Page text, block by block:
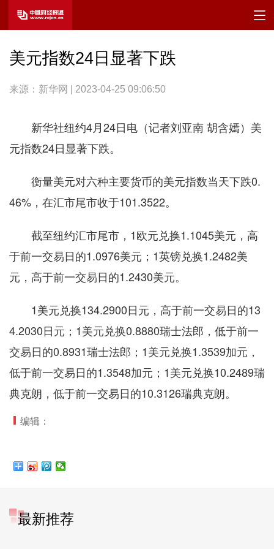
美元指数24日显著下跌
来源：新华网 | 2023-04-25 09:06:50
新华社纽约4月24日电（记者刘亚南 胡含嫣）美
元指数24日显著下跌。
衡量美元对六种主要货币的美元指数当天下跌0.
46%，在汇市尾市收于101.3522。
截至纽约汇市尾市，1欧元兑换1.1045美元，高
于前一交易日的1.0976美元；1英镑兑换1.2482美
元，高于前一交易日的1.2430美元。
1美元兑换134.2900日元，高于前一交易日的13
4.2030日元；1美元兑换0.8880瑞士法郎，低于前一
交易日的0.8931瑞士法郎；1美元兑换1.3539加元，
低于前一交易日的1.3548加元；1美元兑换10.2489瑞
典克朗，低于前一交易日的10.3126瑞典克朗。
编辑：
最新推荐